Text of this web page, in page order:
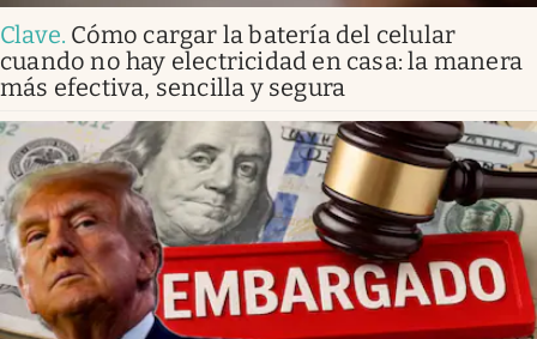
Clave. Cómo cargar la batería del celular
cuando no hay electricidad en casa: la manera
más efectiva, sencilla y segura